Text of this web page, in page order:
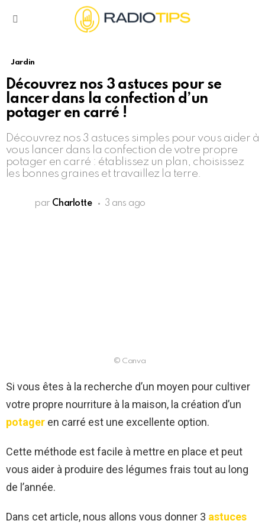
Jardin
Découvrez nos 3 astuces pour se
lancer dans la confection d’un
potager en carré !
Découvrez nos 3 astuces simples pour vous aider à
vous lancer dans la confection de votre propre
potager en carré : établissez un plan, choisissez
les bonnes graines et travaillez la terre.
par Charlotte 3 ans ago
© Canva
Si vous êtes à la recherche d’un moyen pour cultiver
votre propre nourriture à la maison, la création d’un
potager en carré est une excellente option.
Cette méthode est facile à mettre en place et peut
vous aider à produire des légumes frais tout au long
de l’année.
Dans cet article, nous allons vous donner 3 astuces